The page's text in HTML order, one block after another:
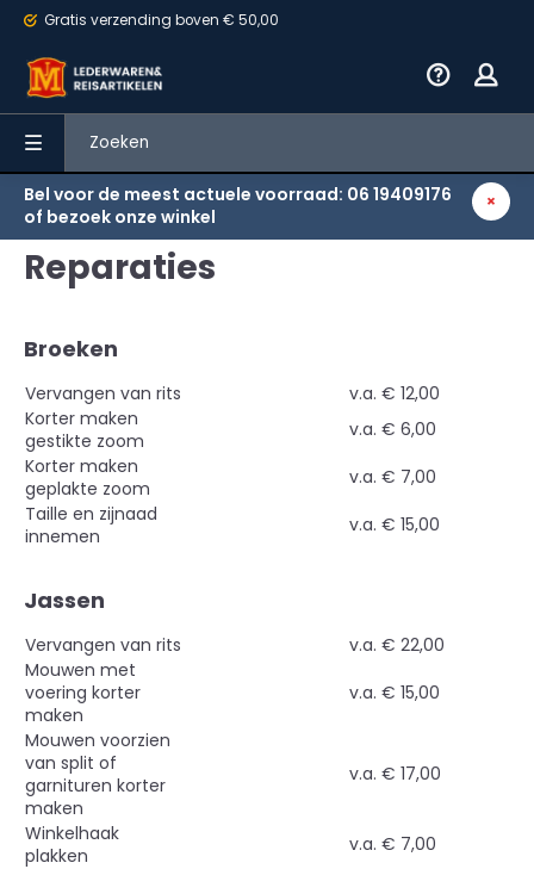
Gratis verzending boven € 50,00
Bel voor de meest actuele voorraad: 06 19409176
of bezoek onze winkel
Terug
Reparaties
Broeken
Vervangen van rits
v.a. € 12,00
Korter maken
gestikte zoom
v.a. € 6,00
Korter maken
geplakte zoom
v.a. € 7,00
Taille en zijnaad
innemen
v.a. € 15,00
Jassen
Vervangen van rits
v.a. € 22,00
Mouwen met
voering korter
maken
v.a. € 15,00
Mouwen voorzien
van split of
garnituren korter
maken
v.a. € 17,00
Winkelhaak
plakken
v.a. € 7,00